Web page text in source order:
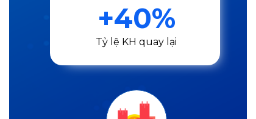
+40%
Tỷ lệ KH quay lại